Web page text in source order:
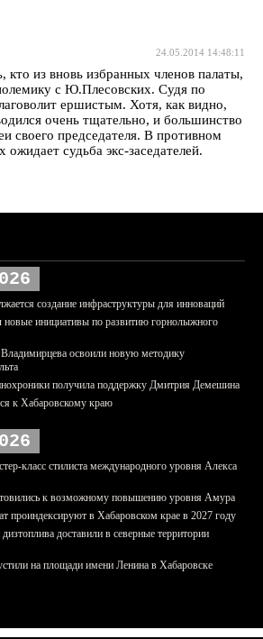
24.05.2014 14:48:11
кто из вновь избранных членов палаты,
с Ю.Плесовских. Судя по
ершистым. Хотя, как видно,
очень тщательно, и большинство
своего председателя. В противном
судьба экс-заседателей.
создание инфраструктуры для инноваций
новые инициативы по развитию горнолыжного
освоили новую методику
получила поддержку Дмитрия Демешина
к Хабаровскому краю
класс стилиста международного уровня Алекса
к возможному повышению уровня Амура
проиндексируют в Хабаровском крае в 2027 году
доставили в северные территории
на площади имени Ленина в Хабаровске